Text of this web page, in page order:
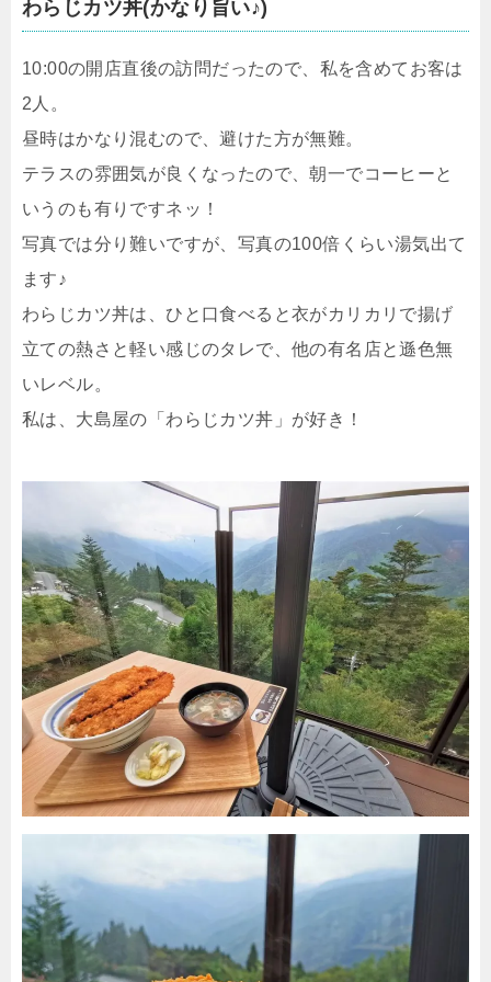
わらじカツ丼(かなり旨い♪)
10:00の開店直後の訪問だったので、私を含めてお客は
2人。
昼時はかなり混むので、避けた方が無難。
テラスの雰囲気が良くなったので、朝一でコーヒーと
いうのも有りですネッ！
写真では分り難いですが、写真の100倍くらい湯気出て
ます♪
わらじカツ丼は、ひと口食べると衣がカリカリで揚げ
立ての熱さと軽い感じのタレで、他の有名店と遜色無
いレベル。
私は、大島屋の「わらじカツ丼」が好き！